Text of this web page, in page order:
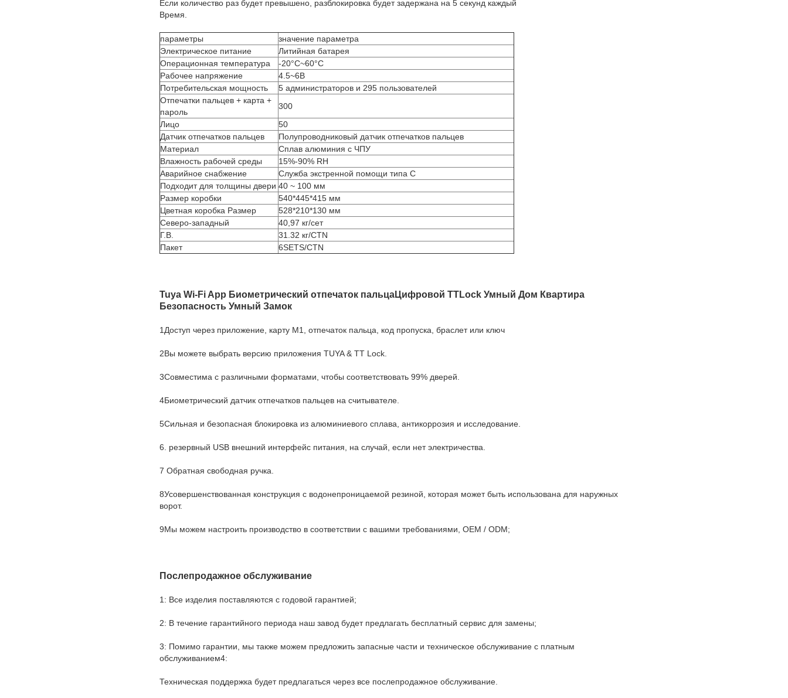
Если количество раз будет превышено, разблокировка будет задержана на 5 секунд каждый
Время.
параметры
значение параметра
Электрическое питание
Литийная батарея
Операционная температура
-20°C~60°C
Рабочее напряжение
4.5~6В
Потребительская мощность
5 администраторов и 295 пользователей
Отпечатки пальцев + карта +
пароль
300
Лицо
50
Датчик отпечатков пальцев
Полупроводниковый датчик отпечатков пальцев
Материал
Сплав алюминия с ЧПУ
Влажность рабочей среды
15%-90% RH
Аварийное снабжение
Служба экстренной помощи типа С
Подходит для толщины двери 40 ~ 100 мм
Размер коробки
540*445*415 мм
Цветная коробка Размер
528*210*130 мм
Северо-западный
40,97 кг/сет
Г.В.
31.32 кг/CTN
Пакет
6SETS/CTN
Tuya Wi-Fi App Биометрический отпечаток пальцаЦифровой TTLock Умный Дом Квартира
Безопасность Умный Замок
1Доступ через приложение, карту M1, отпечаток пальца, код пропуска, браслет или ключ
2Вы можете выбрать версию приложения TUYA & TT Lock.
3Совместима с различными форматами, чтобы соответствовать 99% дверей.
4Биометрический датчик отпечатков пальцев на считывателе.
5Сильная и безопасная блокировка из алюминиевого сплава, антикоррозия и исследование.
6. резервный USB внешний интерфейс питания, на случай, если нет электричества.
7 Обратная свободная ручка.
8Усовершенствованная конструкция с водонепроницаемой резиной, которая может быть использована для наружных
ворот.
9Мы можем настроить производство в соответствии с вашими требованиями, OEM / ODM;
Послепродажное обслуживание
1: Все изделия поставляются с годовой гарантией;
2: В течение гарантийного периода наш завод будет предлагать бесплатный сервис для замены;
3: Помимо гарантии, мы также можем предложить запасные части и техническое обслуживание с платным
обслуживанием4:
Техническая поддержка будет предлагаться через все послепродажное обслуживание.